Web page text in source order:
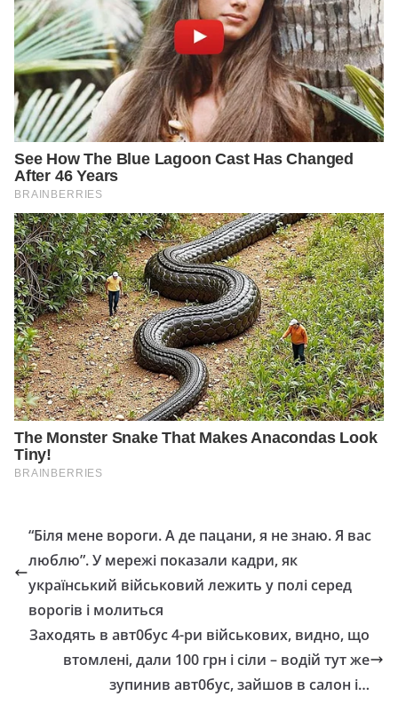
“Біля мене вороги. А де пацани, я не знаю. Я вас
люблю”. У мережі показали кадри, як
український військовий лежить у полі серед
ворогів і молиться
Заходять в авт0бус 4-ри військових, видно, що
втомлені, дали 100 грн і сіли – водій тут же
зупинив авт0бус, зайшов в салон і…